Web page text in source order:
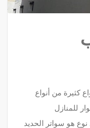
كثيرة من أنواع
للمنازل
هو سواتر الحديد